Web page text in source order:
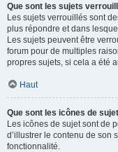
Que sont les sujets
Les sujets verrouillés sont
plus répondre et dans
Les sujets peuvent être
forum pour de multiples
propres sujets, si cela a été
Haut
Que sont les icônes de
Les icônes de sujet sont de
d’illustrer le contenu de son
fonctionnalité.